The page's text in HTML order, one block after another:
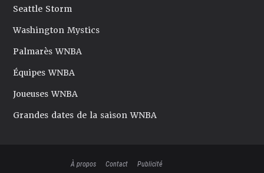
Seattle Storm
Washington Mystics
Palmarès WNBA
Équipes WNBA
Joueuses WNBA
Grandes dates de la saison WNBA
À propos Contact Publicité